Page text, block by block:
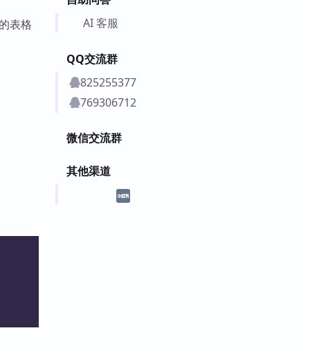
实例库
AI 客服
QQ交流群
825255377
769306712
微信交流群
其他渠道
表格